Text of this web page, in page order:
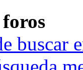
buscar